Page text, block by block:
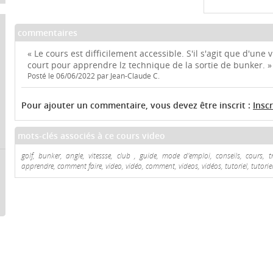
commentaires
« Le cours est difficilement accessible. S'il s'agit que d'une
court pour apprendre lz technique de la sortie de bunker. »
Posté le 06/06/2022 par Jean-Claude C.
Pour ajouter un commentaire, vous devez être inscrit :
mots-clés associés à ce cours video
golf, bunker, angle, vitessse, club , guide, mode d'emploi, conseils, cours,
apprendre, comment faire, video, vidéo, comment, videos, vidéos, tutoriel,